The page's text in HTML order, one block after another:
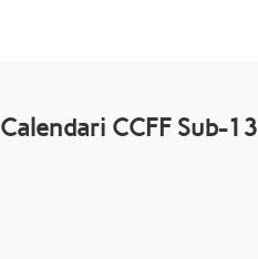
Calendari CCFF Sub-13